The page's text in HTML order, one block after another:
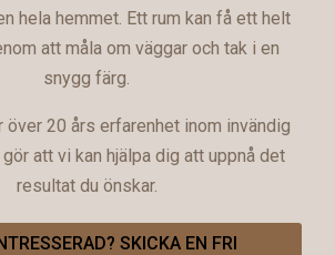
hela hemmet. Ett rum kan få ett helt
att måla om väggar och tak i en
snygg färg.
över 20 års erfarenhet inom invändig
att vi kan hjälpa dig att uppnå det
resultat du önskar.
SKICKA EN FRI